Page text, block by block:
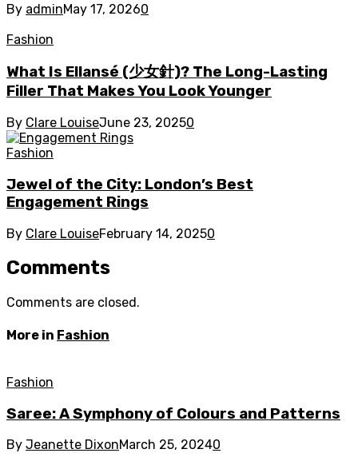
By adminMay 17, 20260
Fashion
What Is Ellansé (少女針)? The Long-Lasting
Filler That Makes You Look Younger
By Clare LouiseJune 23, 20250
Fashion
Jewel of the City: London’s Best
Engagement Rings
By Clare LouiseFebruary 14, 20250
Comments
Comments are closed.
More in Fashion
Fashion
Saree: A Symphony of Colours and Patterns
By Jeanette DixonMarch 25, 20240